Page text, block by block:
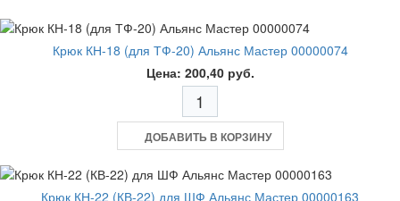
Крюк КН-18 (для ТФ-20) Альянс Мастер 00000074
Цена: 200,40 руб.
ДОБАВИТЬ В КОРЗИНУ
Крюк КН-22 (КВ-22) для ШФ Альянс Мастер 00000163